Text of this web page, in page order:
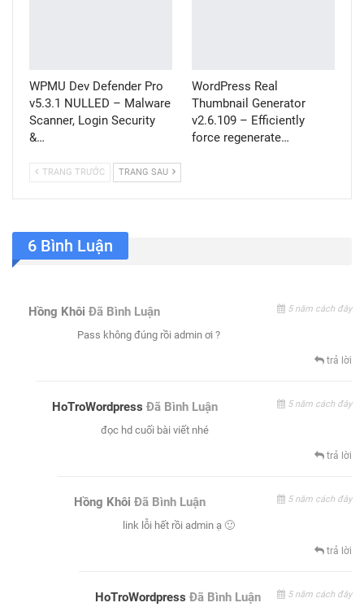
WPMU Dev Defender Pro
v5.3.1 NULLED – Malware
Scanner, Login Security
&…
WordPress Real
Thumbnail Generator
v2.6.109 – Efficiently
force regenerate…
TRANG TRƯỚC TRANG SAU
6 Bình Luận
Hồng Khôi Đã Bình Luận 5 năm cách đây
Pass không đúng rồi admin ơi ?
trả lời
HoTroWordpress Đã Bình Luận 5 năm cách đây
đọc hd cuối bài viết nhé
trả lời
Hồng KhôiĐã Bình Luận 5 năm cách đây
link lỗi hết rồi admin ạ 🙂
trả lời
HoTroWordpress Đã Bình Luận 5 năm cách đây